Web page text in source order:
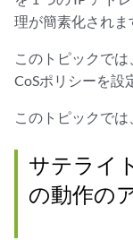
理が簡素化されま
このトピックで
CoSポリシーを設
このトピックでは
サテライ
の動作の